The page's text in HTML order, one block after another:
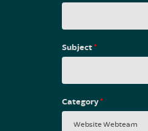
Subject*
Category*